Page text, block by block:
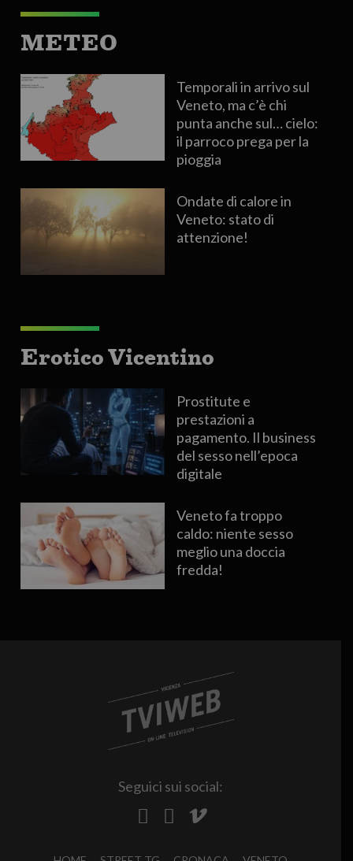
METEO
Temporali in arrivo sul
Veneto, ma c’è chi
punta anche sul… cielo:
il parroco prega per la
pioggia
Ondate di calore in
Veneto: stato di
attenzione!
Erotico Vicentino
Prostitute e
prestazioni a
pagamento. Il business
del sesso nell’epoca
digitale
Veneto fa troppo
caldo: niente sesso
meglio una doccia
fredda!
Seguici sui social: